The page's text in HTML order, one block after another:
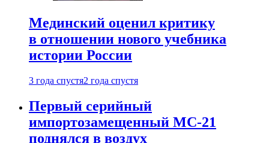
Мединский оценил критику
в отношении нового учебника
истории России
3 года спустя2 года спустя
Первый серийный
импортозамещенный МС-21
поднялся в воздух